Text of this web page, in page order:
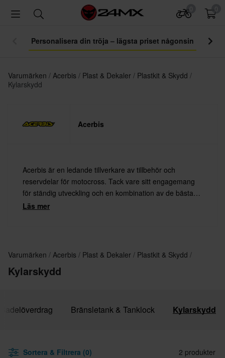
Personalisera din tröja – lägsta priset någonsin
Varumärken Acerbis Plast & Dekaler
Plastkit & Skydd
Kylarskydd
Acerbis
Acerbis är en ledande tillverkare av tillbehör och
reservdelar för motocross. Tack vare sitt engagemang
för ständig utveckling och en kombination av de bästa
materialen med den senaste teknologin erbjuder Acerbis
Läs mer
Varumärken Acerbis Plast & Dekaler Plastkit & Skydd
Kylarskydd
Bränsletank & Tanklock Kylarskydd
Sortera & Filtrera (0) 2 produkter